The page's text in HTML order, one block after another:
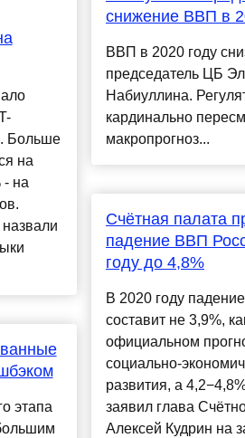
Больше
на
- на
этапа
снижение ВВП в
ВВП в 2020 году
председатель ЦБ
Набиуллина.
кардинально
макропрогноз...
Счётная палата
падение ВВП
году до 4,8%
В 2020 году
составит не 3,9%,
официальном
социально-
развития, а
заявил глава
Алексей Кудрин на